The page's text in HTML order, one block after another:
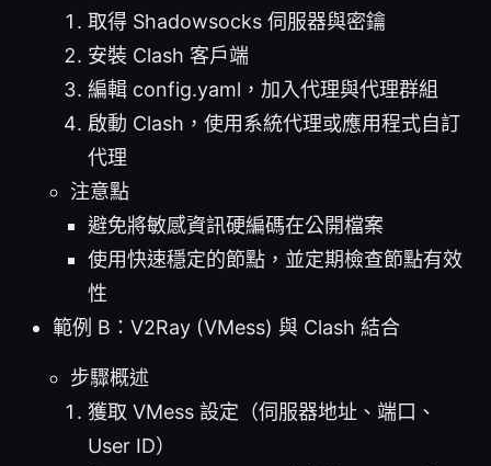
取得 Shadowsocks 伺服器與密鑰
安裝 Clash 客戶端
編輯 config.yaml，加入代理與代理群組
啟動 Clash，使用系統代理或應用程式自訂
代理
注意點
避免將敏感資訊硬編碼在公開檔案
使用快速穩定的節點，並定期檢查節點有效
性
範例 B：V2Ray (VMess) 與 Clash 結合
步驟概述
獲取 VMess 設定（伺服器地址、端口、
User ID）